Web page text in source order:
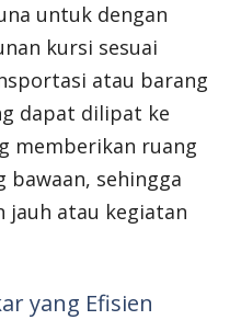
untuk dengan
kursi sesuai
atau barang
dapat dilipat ke
memberikan ruang
bawaan, sehingga
jauh atau kegiatan
yang Efisien